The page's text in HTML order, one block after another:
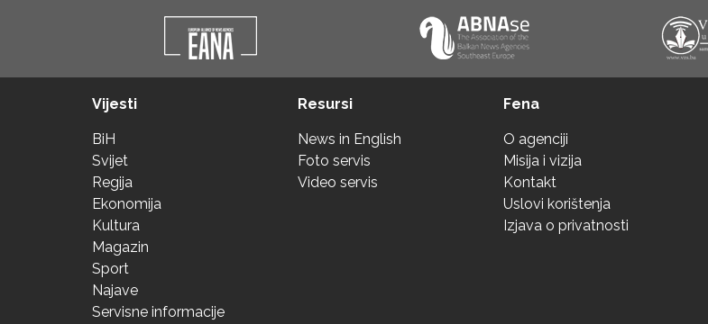
Vijesti
BiH
Svijet
Regija
Ekonomija
Kultura
Magazin
Sport
Najave
Servisne informacije
Resursi
News in English
Foto servis
Video servis
Fena
O agenciji
Misija i vizija
Kontakt
Uslovi korištenja
Izjava o privatnosti